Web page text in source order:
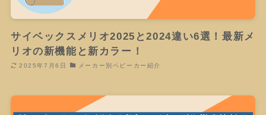
サイベックスメリオ2025と2024違い6選！最新メ
リオの新機能と新カラー！
2025年7月6日 メーカー別ベビーカー紹介